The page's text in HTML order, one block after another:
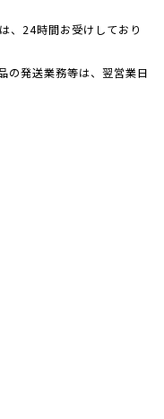
、24時間お受けしており
の発送業務等は、翌営業日